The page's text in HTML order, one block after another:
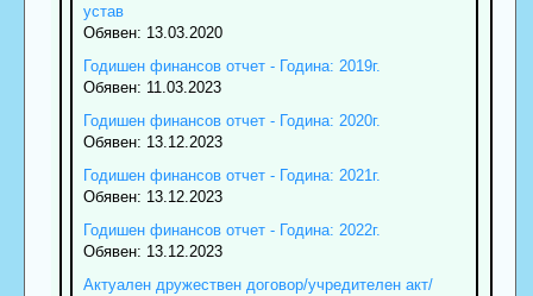
устав
Обявен: 13.03.2020
Годишен финансов отчет - Година: 2019г.
Обявен: 11.03.2023
Годишен финансов отчет - Година: 2020г.
Обявен: 13.12.2023
Годишен финансов отчет - Година: 2021г.
Обявен: 13.12.2023
Годишен финансов отчет - Година: 2022г.
Обявен: 13.12.2023
Актуален дружествен договор/учредителен акт/